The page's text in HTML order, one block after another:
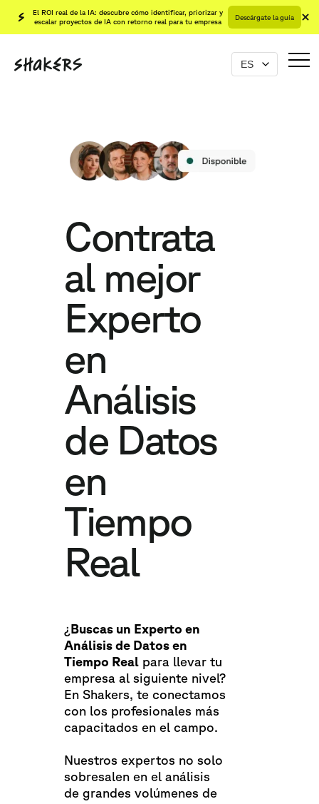
El ROI real de la IA: descubre cómo identificar, priorizar y
escalar proyectos de IA con retorno real para tu empresa
Descárgate la guía
Contrata
al mejor
Experto
en
Análisis
de Datos
en
Tiempo
Real
¿ Buscas un Experto en
Análisis de Datos en
Tiempo Real para llevar tu
empresa al siguiente nivel?
En Shakers, te conectamos
con los profesionales más
capacitados en el campo.
Nuestros expertos no solo
sobresalen en el análisis
de grandes volúmenes de